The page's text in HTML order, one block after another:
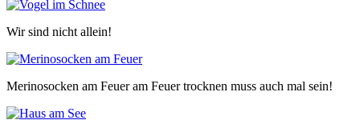
Wir sind nicht allein!
Merinosocken am Feuer am Feuer trocknen muss auch mal sein!